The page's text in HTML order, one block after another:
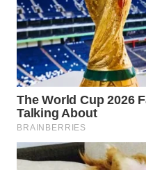
WN
BINJAI
WN
CIREBON
WN
INDRAMAYU
WN